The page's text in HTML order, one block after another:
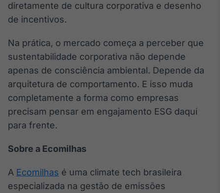
diretamente de cultura corporativa e desenho
de incentivos.
Na prática, o mercado começa a perceber que
sustentabilidade corporativa não depende
apenas de consciência ambiental. Depende da
arquitetura de comportamento. E isso muda
completamente a forma como empresas
precisam pensar em engajamento ESG daqui
para frente.
Sobre a Ecomilhas
A Ecomilhas é uma climate tech brasileira
especializada na gestão de emissões